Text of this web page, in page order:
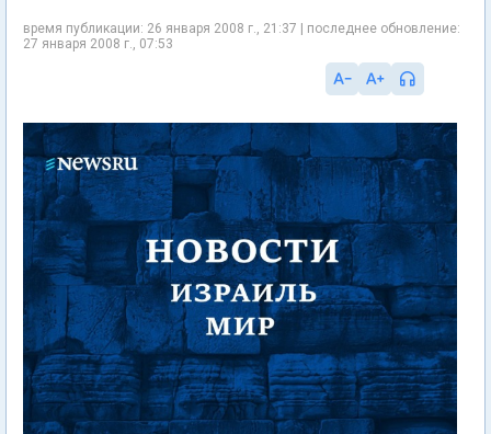
время публикации: 26 января 2008 г., 21:37 | последнее обновление:
27 января 2008 г., 07:53